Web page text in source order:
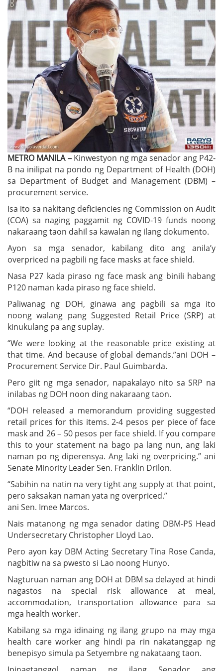
METRO MANILA – Kinwestyon ng mga senador ang P42-
B na inilipat na pondo ng Department of Health (DOH)
sa Department of Budget and Management (DBM) –
procurement service.
Isa ito sa nakitang deficiencies ng Commission on Audit
(COA) sa naging paggamit ng COVID-19 funds noong
nakaraang taon dahil sa kawalan ng ilang dokumento.
Ayon sa mga senador, kabilang dito ang anila’y
overpriced na pagbili ng face masks at face shield.
Nasa P27 kada piraso ng face mask ang binili habang
P120 naman kada piraso ng face shield.
Paliwanag ng DOH, ginawa ang pagbili sa mga ito
noong walang pang Suggested Retail Price (SRP) at
kinukulang pa ang suplay.
“We were looking at the reasonable price existing at
that time. And because of global demands.”ani DOH –
Procurement Service Dir. Paul Guimbarda.
Pero giit ng mga senador, napakalayo nito sa SRP na
inilabas ng DOH noon ding nakaraang taon.
“DOH released a memorandum providing suggested
retail prices for this items. 2-4 pesos per piece of face
mask and 26 – 50 pesos per face shield. If you compare
this to your statement na bago pa lang nun, ang laki
naman po ng diperensya. Ang laki ng overpricing.” ani
Senate Minority Leader Sen. Franklin Drilon.
“Sabihin na natin na very tight ang supply at that point,
pero saksakan naman yata ng overpriced.”
ani Sen. Imee Marcos.
Nais matanong ng mga senador dating DBM-PS Head
Undersecretary Christopher Lloyd Lao.
Pero ayon kay DBM Acting Secretary Tina Rose Canda,
nagbitiw na sa pwesto si Lao noong Hunyo.
Nagturuan naman ang DOH at DBM sa delayed at hindi
nagastos na special risk allowance at meal,
accommodation, transportation allowance para sa
mga health worker.
Kabilang sa mga idinaing ng ilang grupo na may mga
health care worker ang hindi pa rin nakatanggap ng
benepisyo simula pa Setyembre ng nakataang taon.